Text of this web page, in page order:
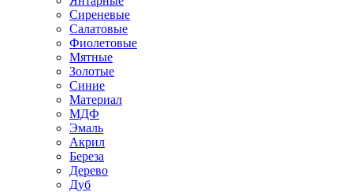
Сиреневые
Салатовые
Фиолетовые
Мятные
Золотые
Синие
Материал
МДФ
Эмаль
Акрил
Береза
Дерево
Дуб